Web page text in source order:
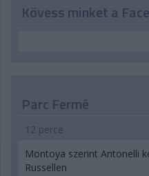
Kövess minket a
Parc Fermé
12 perce
Montoya szerint Antonelli
Russellen